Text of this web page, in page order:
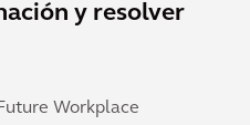
y resolver
Workplace